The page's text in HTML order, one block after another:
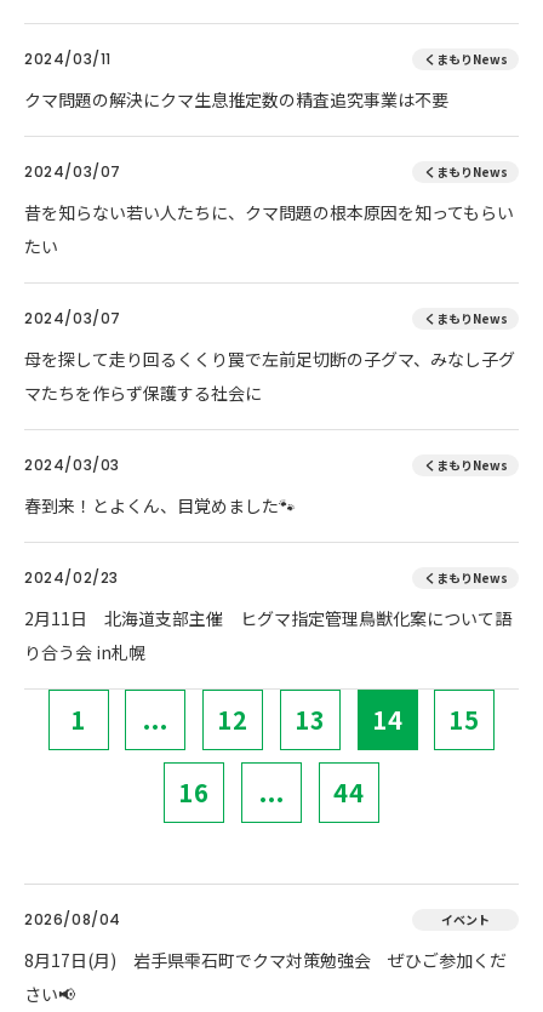
2024/03/11 くまもりNews
クマ問題の解決にクマ生息推定数の精査追究事業は不要
2024/03/07 くまもりNews
昔を知らない若い人たちに、クマ問題の根本原因を知ってもらい
たい
2024/03/07 くまもりNews
母を探して走り回るくくり罠で左前足切断の子グマ、みなし子グ
マたちを作らず保護する社会に
2024/03/03 くまもりNews
春到来！とよくん、目覚めました🐾
2024/02/23 くまもりNews
2月11日 北海道支部主催 ヒグマ指定管理鳥獣化案について語
り合う会 in札幌
1 ... 12 13 14 15
16 ... 44
2026/08/04 イベント
8月17日(月) 岩手県雫石町でクマ対策勉強会 ぜひご参加くだ
さい📢